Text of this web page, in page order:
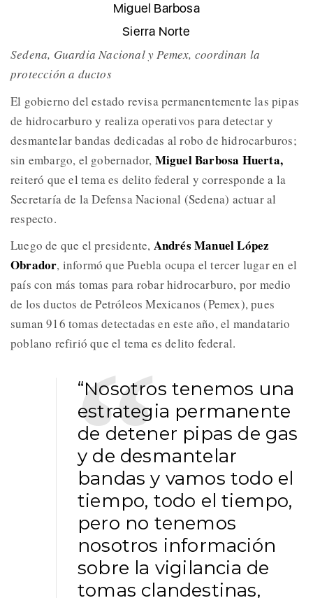
Miguel Barbosa
Sierra Norte
Sedena, Guardia Nacional y Pemex, coordinan la
protección a ductos
El gobierno del estado revisa permanentemente las pipas
de hidrocarburo y realiza operativos para detectar y
desmantelar bandas dedicadas al robo de hidrocarburos;
sin embargo, el gobernador, Miguel Barbosa Huerta,
reiteró que el tema es delito federal y corresponde a la
Secretaría de la Defensa Nacional (Sedena) actuar al
respecto.
Luego de que el presidente, Andrés Manuel López
Obrador, informó que Puebla ocupa el tercer lugar en el
país con más tomas para robar hidrocarburo, por medio
de los ductos de Petróleos Mexicanos (Pemex), pues
suman 916 tomas detectadas en este año, el mandatario
poblano refirió que el tema es delito federal.
“Nosotros tenemos una
estrategia permanente
de detener pipas de gas
y de desmantelar
bandas y vamos todo el
tiempo, todo el tiempo,
pero no tenemos
nosotros información
sobre la vigilancia de
tomas clandestinas,